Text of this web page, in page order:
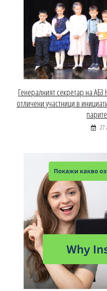
Генералният секретар на
отличени участници в
27